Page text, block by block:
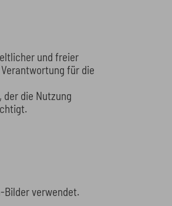
und freier
für die
die Nutzung
verwendet.